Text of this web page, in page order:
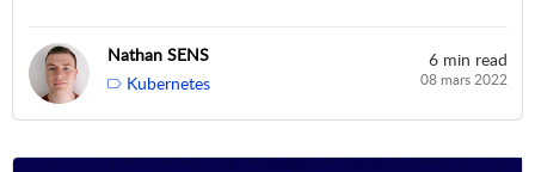
Nathan SENS
Kubernetes
6 min read
08 mars 2022